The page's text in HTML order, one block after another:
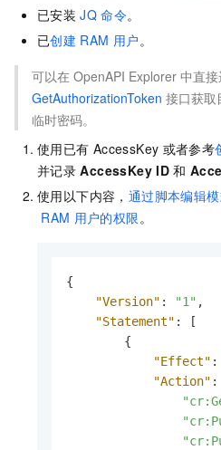
已安装 JQ 命令。
已创建 RAM 用户。
可以在 OpenAPI Explorer 中直
GetAuthorizationToken 接口获取
临时密码。
使用已有 AccessKey 或者参考
并记录 AccessKey ID 和
使用以下内容， 通过脚本编辑
RAM 用户的权限。
{
"Version" : "1" ,
"Statement" :
[
{
"Effect" :
"Action" :